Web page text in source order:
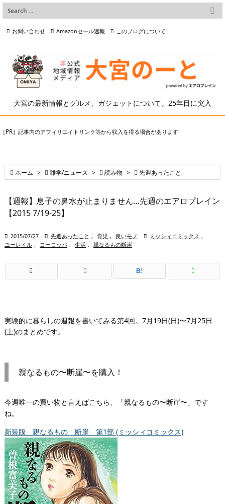
大宮の最新情報とグルメ、ガジェットについて。25年目に突入

メニュー

検索
お問い合わせ Amazonセール速報 このブログについて
プライバシーポリシー等
［PR］記事内のアフィリエイトリンク等から収入を得る場合があります
 ホーム >  雑学/ニュース >  読み物 >  先週あったこと
【週報】息子の鼻水が止まりません…先週のエアロプレイン
【2015 7/19-25】
 2015/07/27  先週あったこと , 育児 , 良いモノ  ミッシィコミックス ,
ユーレイル , ヨーロッパ , 生活 , 親なるもの断崖
B!
実験的に暮らしの週報を書いてみる第4回。7月19日(日)〜7月25日
(土)のまとめです。
親なるもの〜断崖〜を購入！
今週唯一の買い物と言えばこちら、「親なるもの〜断崖〜」です
ね。
新装版 親なるもの 断崖 第1部 (ミッシィコミックス)